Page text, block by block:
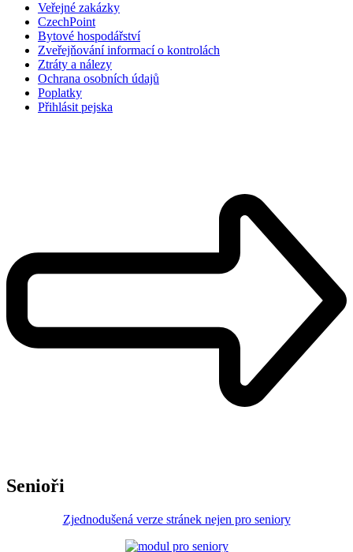
Veřejné zakázky
CzechPoint
Bytové hospodářství
Zveřejňování informací o kontrolách
Ztráty a nálezy
Ochrana osobních údajů
Poplatky
Přihlásit pejska
Senioři
Zjednodušená verze stránek nejen pro seniory